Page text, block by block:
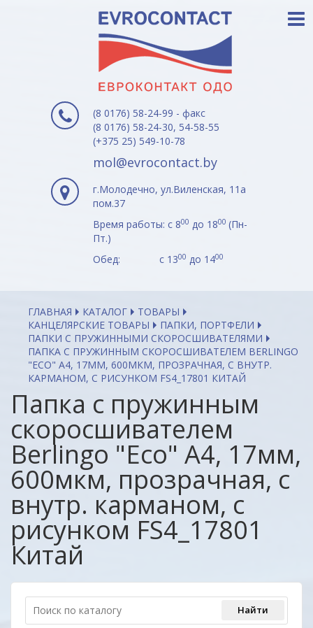
(8 0176) 58-24-99 - факс
(8 0176) 58-24-30, 54-58-55
(+375 25) 549-10-78
mol@evrocontact.by
г.Молодечно, ул.Виленская, 11а
пом.37
Время работы: с 800 до 1800 (Пн-
Пт.)
Обед: с 1300 до 1400
ГЛАВНАЯ КАТАЛОГ
ТОВАРЫ
КАНЦЕЛЯРСКИЕ ТОВАРЫ
ПАПКИ, ПОРТФЕЛИ
ПАПКИ С ПРУЖИННЫМИ СКОРОСШИВАТЕЛЯМИ
ПАПКА С ПРУЖИННЫМ СКОРОСШИВАТЕЛЕМ BERLINGO
"ECO" А4, 17ММ, 600МКМ, ПРОЗРАЧНАЯ, С ВНУТР.
КАРМАНОМ, С РИСУНКОМ FS4_17801 КИТАЙ
Папка с пружинным
скоросшивателем
Berlingo "Eco" А4, 17мм,
600мкм, прозрачная, с
внутр. карманом, с
рисунком FS4_17801
Китай